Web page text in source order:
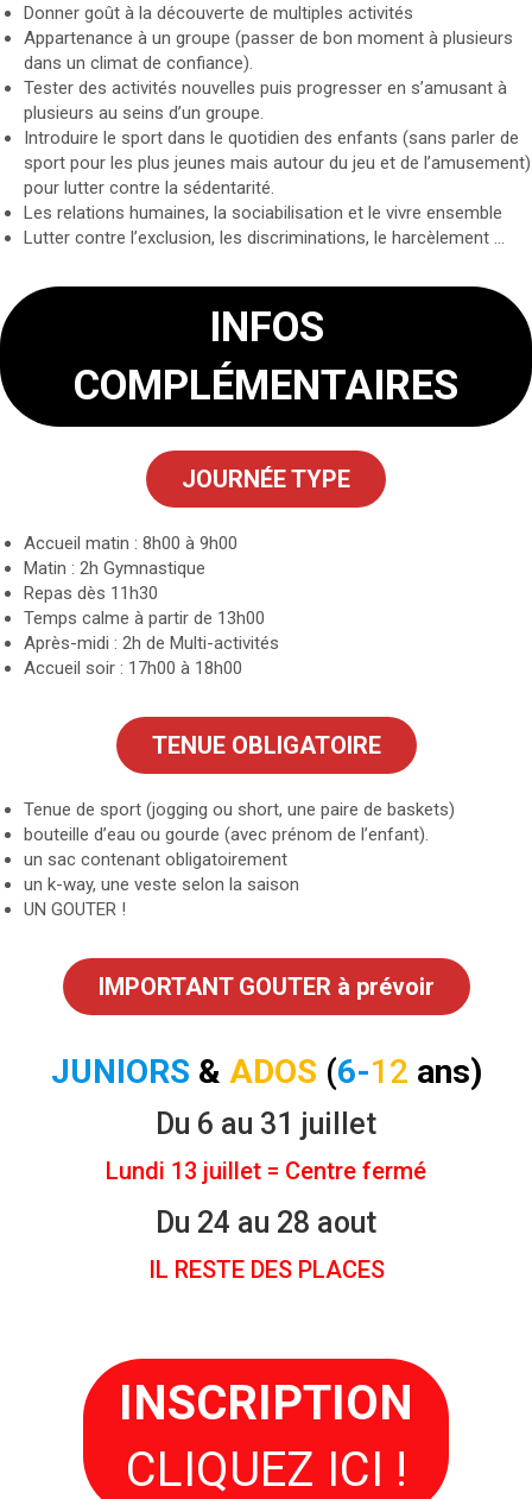
Donner goût à la découverte de multiples activités
Appartenance à un groupe (passer de bon moment à plusieurs
dans un climat de confiance).
Tester des activités nouvelles puis progresser en s’amusant à
plusieurs au seins d’un groupe.
Introduire le sport dans le quotidien des enfants (sans parler de
sport pour les plus jeunes mais autour du jeu et de l’amusement)
pour lutter contre la sédentarité.
Les relations humaines, la sociabilisation et le vivre ensemble
Lutter contre l’exclusion, les discriminations, le harcèlement …
INFOS
COMPLÉMENTAIRES
JOURNÉE TYPE
Accueil matin : 8h00 à 9h00
Matin : 2h Gymnastique
Repas dès 11h30
Temps calme à partir de 13h00
Après-midi : 2h de Multi-activités
Accueil soir : 17h00 à 18h00
TENUE OBLIGATOIRE
Tenue de sport (jogging ou short, une paire de baskets)
bouteille d’eau ou gourde (avec prénom de l’enfant).
un sac contenant obligatoirement
un k-way, une veste selon la saison
UN GOUTER !
IMPORTANT GOUTER à prévoir
JUNIORS & ADOS (6-12 ans)
Du 6 au 31 juillet
Lundi 13 juillet = Centre fermé
Du 24 au 28 aout
IL RESTE DES PLACES
INSCRIPTION
CLIQUEZ ICI !